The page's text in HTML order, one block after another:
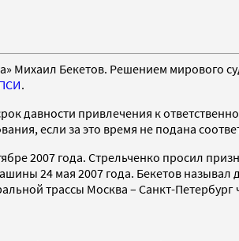
Михаил Бекетов. Решением мирового
.
давности привлечения к
если за это время не подана
2007 года. Стрельченко просил
24 мая 2007 года. Бекетов
трассы Москва – Санкт-Петербург